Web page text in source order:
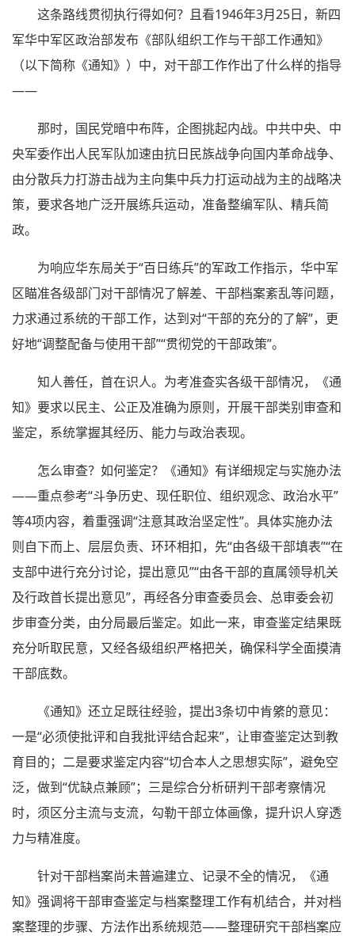
这条路线贯彻执行得如何？且看1946年3月25日，新四
军华中军区政治部发布《部队组织工作与干部工作通知》
（以下简称《通知》）中，对干部工作作出了什么样的指导
——
那时，国民党暗中布阵，企图挑起内战。中共中央、中
央军委作出人民军队加速由抗日民族战争向国内革命战争、
由分散兵力打游击战为主向集中兵力打运动战为主的战略决
策，要求各地广泛开展练兵运动，准备整编军队、精兵简
政。
为响应华东局关于“百日练兵”的军政工作指示，华中军
区瞄准各级部门对干部情况了解差、干部档案紊乱等问题，
力求通过系统的干部工作，达到对“干部的充分的了解”，更
好地“调整配备与使用干部”“贯彻党的干部政策”。
知人善任，首在识人。为考准查实各级干部情况，《通
知》要求以民主、公正及准确为原则，开展干部类别审查和
鉴定，系统掌握其经历、能力与政治表现。
怎么审查？如何鉴定？《通知》有详细规定与实施办法
——重点参考“斗争历史、现任职位、组织观念、政治水平”
等4项内容，着重强调“注意其政治坚定性”。具体实施办法
则自下而上、层层负责、环环相扣，先“由各级干部填表”“在
支部中进行充分讨论，提出意见”“由各干部的直属领导机关
及行政首长提出意见”，再经各分审查委员会、总审委会初
步审查分类，由分局最后鉴定。如此一来，审查鉴定结果既
充分听取民意，又经各级组织严格把关，确保科学全面摸清
干部底数。
《通知》还立足既往经验，提出3条切中肯綮的意见：
一是“必须使批评和自我批评结合起来”，让审查鉴定达到教
育目的；二是要求鉴定内容“切合本人之思想实际”，避免空
泛，做到“优缺点兼顾”；三是综合分析研判干部考察情况
时，须区分主流与支流，勾勒干部立体画像，提升识人穿透
力与精准度。
针对干部档案尚未普遍建立、记录不全的情况，《通
知》强调将干部审查鉴定与档案整理工作有机结合，并对档
案整理的步骤、方法作出系统规范——整理研究干部档案应